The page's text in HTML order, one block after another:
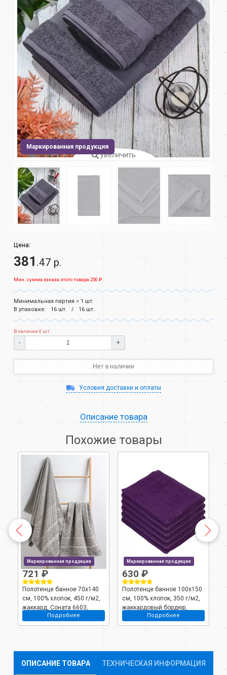
увеличить
Маркированная продукция
Цена:
381 .47 р.
Мин. сумма заказа этого товара 250 ₽.
Минимальная партия = 1 шт.
В упаковке:
16 шт. 16 шт.
В наличии 0 шт.
- +
Нет в наличии
Условия доставки и оплаты
Описание товара
Похожие товары
Маркированная продукция
721 ₽
Полотенце банное 70х140
см, 100% хлопок, 450 г/м2,
жаккард, Соната 6603,
Авангард, лен, 299, Россия
Подробнее
Маркированная продукция
630 ₽
Полотенце банное 100х150
см, 100% хлопок, 350 г/м2,
жаккардовый бордюр,
Вышневолоцкий текстиль,
темно-фиолетовое, 702,
Подробнее
ОПИСАНИЕ ТОВАРА ТЕХНИЧЕСКАЯ ИНФОРМАЦИЯ